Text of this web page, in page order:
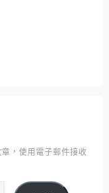
，使用電子郵件接收